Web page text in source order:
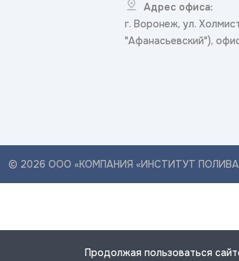
Адрес офиса:
г. Воронеж, ул.
"Афанасьевский"),
© 2026 ООО «КОМПАНИЯ «ИНСТИТУТ
Продолжая пользоваться